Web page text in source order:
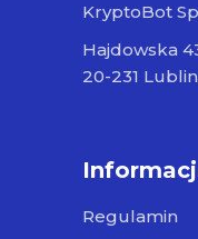
KryptoBot
Hajdowska
20-231
Regulamin